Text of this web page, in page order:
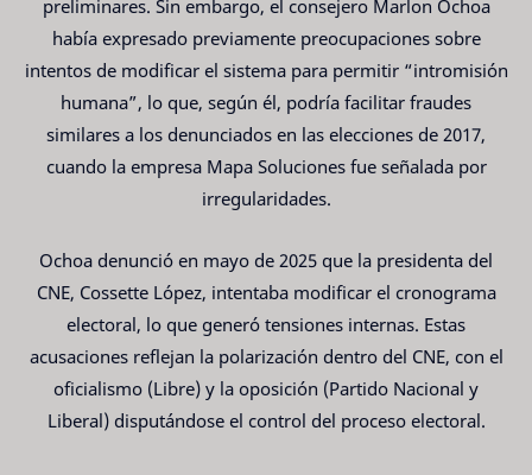
preliminares. Sin embargo, el consejero Marlon Ochoa
había expresado previamente preocupaciones sobre
intentos de modificar el sistema para permitir “intromisión
humana”, lo que, según él, podría facilitar fraudes
similares a los denunciados en las elecciones de 2017,
cuando la empresa Mapa Soluciones fue señalada por
irregularidades.
Ochoa denunció en mayo de 2025 que la presidenta del
CNE, Cossette López, intentaba modificar el cronograma
electoral, lo que generó tensiones internas. Estas
acusaciones reflejan la polarización dentro del CNE, con el
oficialismo (Libre) y la oposición (Partido Nacional y
Liberal) disputándose el control del proceso electoral.